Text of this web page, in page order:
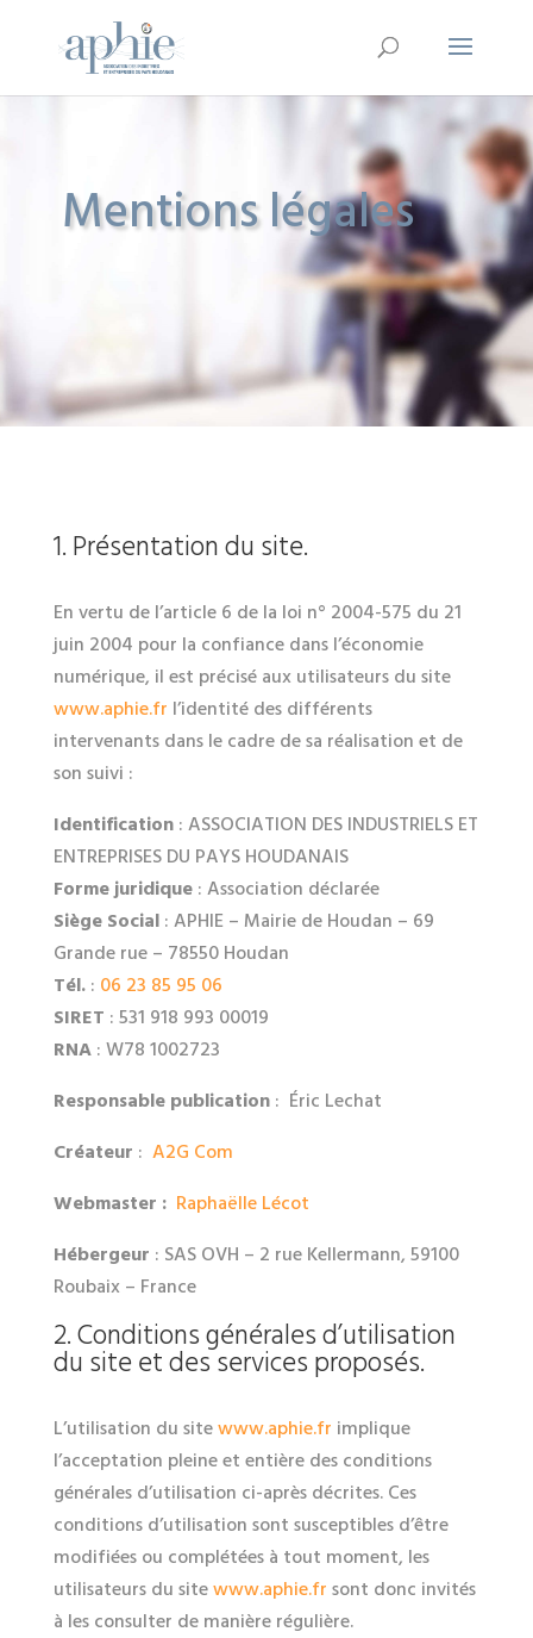
Mentions légales
1. Présentation du site.
En vertu de l’article 6 de la loi n° 2004-575 du 21
juin 2004 pour la confiance dans l’économie
numérique, il est précisé aux utilisateurs du site
www.aphie.fr l’identité des différents
intervenants dans le cadre de sa réalisation et de
son suivi :
Identification: ASSOCIATION DES INDUSTRIELS ET
ENTREPRISES DU PAYS HOUDANAIS
Forme juridique: Association déclarée
Siège Social: APHIE – Mairie de Houdan – 69
Grande rue – 78550 Houdan
Tél.: 06 23 85 95 06
SIRET : 531 918 993 00019
RNA: W78 1002723
Responsable publication: Éric Lechat
Créateur : A2G Com
Webmaster : Raphaëlle Lécot
Hébergeur : SAS OVH – 2 rue Kellermann, 59100
Roubaix – France
2. Conditions générales d’utilisation
du site et des services proposés.
L’utilisation du sitewww.aphie.fr implique
l’acceptation pleine et entière des conditions
générales d’utilisation ci-après décrites. Ces
conditions d’utilisation sont susceptibles d’être
modifiées ou complétées à tout moment, les
utilisateurs du sitewww.aphie.frsont donc invités
à les consulter de manière régulière.